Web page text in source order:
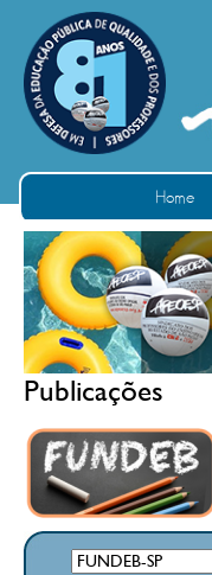
Home
Publicações